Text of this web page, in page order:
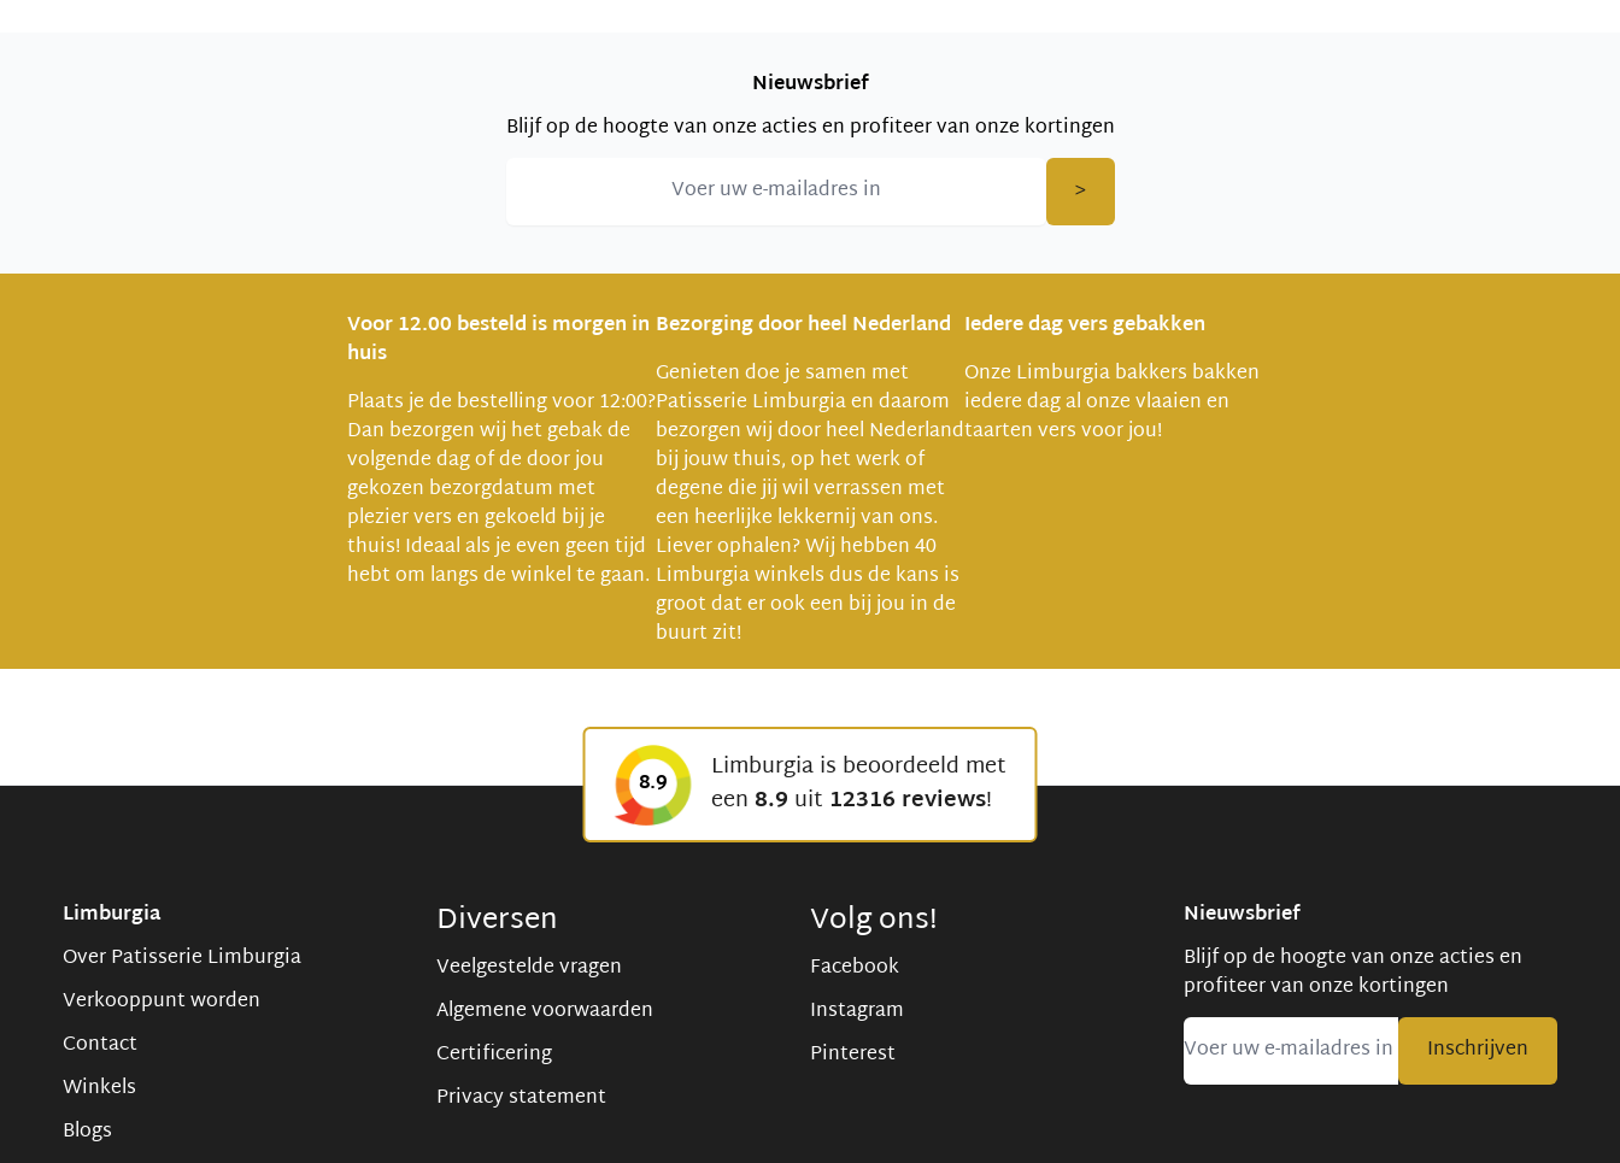
Nieuwsbrief
Blijf op de hoogte van onze acties en profiteer van onze kortingen
>
Voor 12.00 besteld is morgen in
huis
Plaats je de bestelling voor 12:00?
Dan bezorgen wij het gebak de
volgende dag of de door jou
gekozen bezorgdatum met
plezier vers en gekoeld bij je
thuis! Ideaal als je even geen tijd
hebt om langs de winkel te gaan.
Bezorging door heel Nederland
Genieten doe je samen met
Patisserie Limburgia en daarom
bezorgen wij door heel Nederland
bij jouw thuis, op het werk of
degene die jij wil verrassen met
een heerlijke lekkernij van ons.
Liever ophalen? Wij hebben 40
Limburgia winkels dus de kans is
groot dat er ook een bij jou in de
buurt zit!
Iedere dag vers gebakken
Onze Limburgia bakkers bakken
iedere dag al onze vlaaien en
taarten vers voor jou!
8.9
Limburgia is beoordeeld met
een 8.9 uit 12316 reviews!
Limburgia
Over Patisserie Limburgia
Verkooppunt worden
Contact
Winkels
Blogs
Diversen
Veelgestelde vragen
Algemene voorwaarden
Certificering
Privacy statement
Volg ons!
Facebook
Instagram
Pinterest
Nieuwsbrief
Blijf op de hoogte van onze acties en
profiteer van onze kortingen
Inschrijven